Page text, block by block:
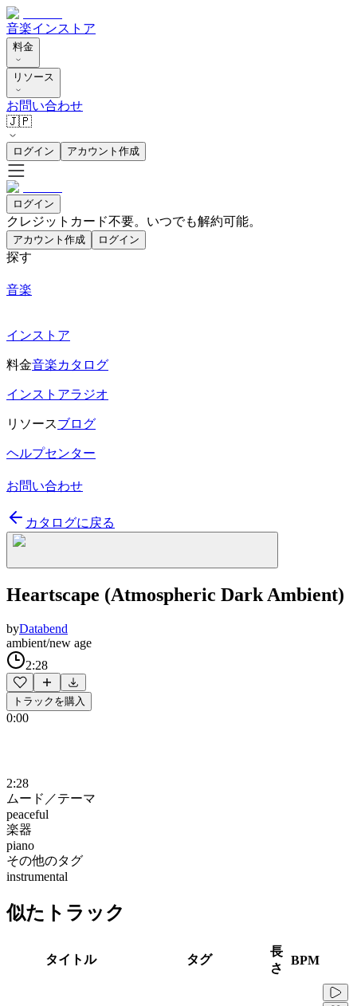
音楽インストア
料金
リソース
お問い合わせ
🇯🇵
ログイン アカウント作成
ログイン
クレジットカード不要。いつでも解約可能。
アカウント作成 ログイン
探す
音楽
インストア
料金音楽カタログ
インストアラジオ
リソースブログ
ヘルプセンター
お問い合わせ
カタログに戻る
Heartscape (Atmospheric Dark Ambient)
byDatabend
ambient/new age
2:28
トラックを購入
0:00
2:28
ムード／テーマ
peaceful
楽器
piano
その他のタグ
instrumental
似たトラック
タイトル タグ
長
さ
BPM